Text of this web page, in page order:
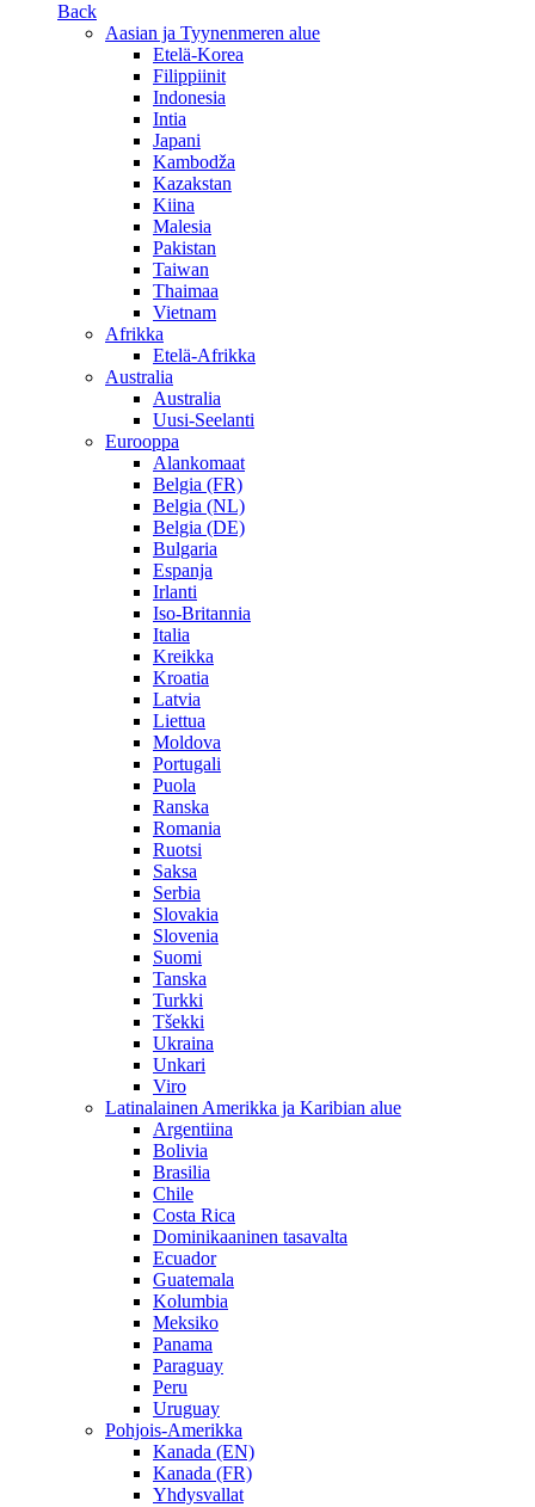
Back
Aasian ja Tyynenmeren alue
Etelä-Korea
Filippiinit
Indonesia
Intia
Japani
Kambodža
Kazakstan
Kiina
Malesia
Pakistan
Taiwan
Thaimaa
Vietnam
Afrikka
Etelä-Afrikka
Australia
Australia
Uusi-Seelanti
Eurooppa
Alankomaat
Belgia (FR)
Belgia (NL)
Belgia (DE)
Bulgaria
Espanja
Irlanti
Iso-Britannia
Italia
Kreikka
Kroatia
Latvia
Liettua
Moldova
Portugali
Puola
Ranska
Romania
Ruotsi
Saksa
Serbia
Slovakia
Slovenia
Suomi
Tanska
Turkki
Tšekki
Ukraina
Unkari
Viro
Latinalainen Amerikka ja Karibian alue
Argentiina
Bolivia
Brasilia
Chile
Costa Rica
Dominikaaninen tasavalta
Ecuador
Guatemala
Kolumbia
Meksiko
Panama
Paraguay
Peru
Uruguay
Pohjois-Amerikka
Kanada (EN)
Kanada (FR)
Yhdysvallat